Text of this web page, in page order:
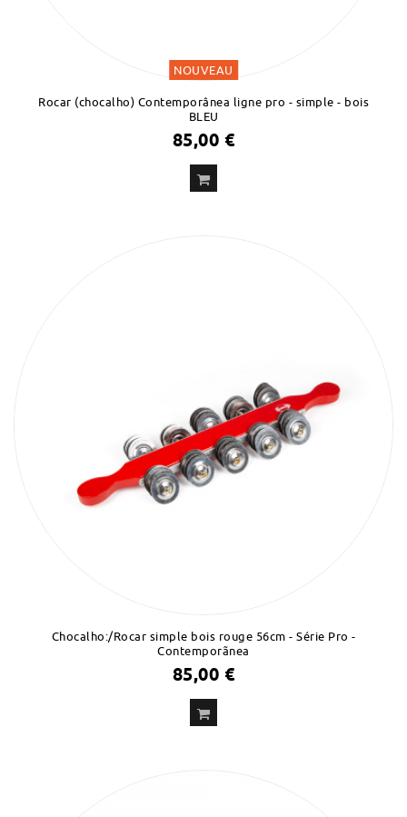
NOUVEAU
Rocar (chocalho) Contemporânea ligne pro - simple - bois
BLEU
85,00 €
Chocalho:/Rocar simple bois rouge 56cm - Série Pro -
Contemporãnea
85,00 €